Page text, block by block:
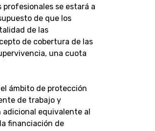
se estará a
de que los
de las
de cobertura de las
una cuota
ámbito de protección
de trabajo y
equivalente al
financiación de